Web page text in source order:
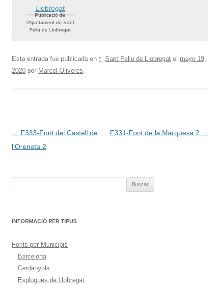
Publicació de
l’Ajuntament de Sant
Feliu de Llobregat
Esta entrada fue publicada en *, Sant Feliu de Llobregat el mayo 19,
2020 por Marcel Oliveres.
Navegación
de
← F333-Font del Castell de
l’Oreneta 2
F331-Font de la Marquesa 2 →
INFORMACIÓ PER TIPUS
Fonts per Municipis
Barcelona
Cerdanyola
Esplugues de Llobregat